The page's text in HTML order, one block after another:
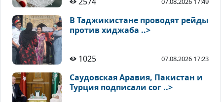
В Таджикистане проводят рейды
против хиджаба ..>
1025 07.08.2026 17:23
Саудовская Аравия, Пакистан и
Турция подписали сог ..>